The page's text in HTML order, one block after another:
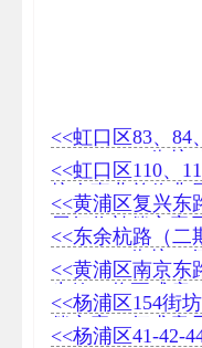
<<虹口区83、84
97、98、99街坊
<<虹口区110、
坊企事业单位非
意见稿)
<<黄浦区复兴东
屋征收补偿方案
<<东余杭路（二
108、109街坊一
<<黄浦区南京东
生效，将正式启
<<杨浦区154街
偿方案（征求意
<<杨浦区41-42-